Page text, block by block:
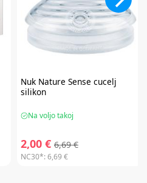
Nuk Nature Sense cucelj
silikon
Na voljo takoj
2,00 € 6,69 €
NC30*:6,69 €